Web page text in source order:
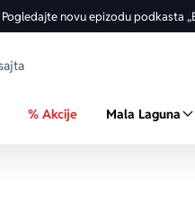
Pogledajte novu epizodu podkasta
% Akcije Mala Laguna